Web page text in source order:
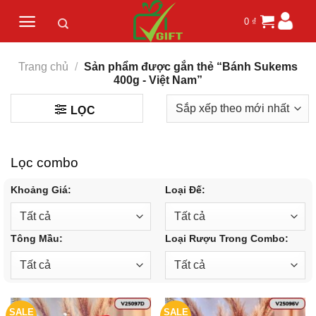
content
0 ₫
Trang chủ / Sản phẩm được gắn thẻ “Bánh Sukems
400g - Việt Nam”
LỌC
Lọc combo
Khoảng Giá: Loại Đế:
Tông Mầu: Loại Rượu Trong Combo:
SALE SALE